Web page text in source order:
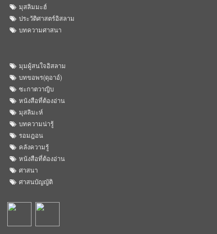
มุสลิมมะฮ์
ประวัติศาสตร์อิสลาม
บทความศาสนา
มุมผู้สนใจอิสลาม
บทขอพร(ดุอาอ์)
ซะกาตวาญิบ
หนังสือที่ต้องอ่าน
มุสลิมะห์
บทความน่ารู้
รอมฎอน
คลังความรู้
หนังสือที่ต้องอ่าน
ศาสนา
ศาสนบัญญัติ